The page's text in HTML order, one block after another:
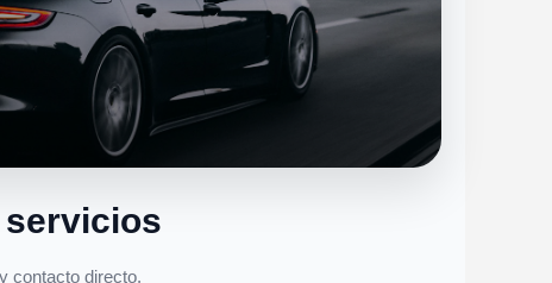
contacto directo.